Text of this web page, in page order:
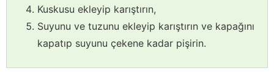
Kuskusu ekleyip karıştırın,
Suyunu ve tuzunu ekleyip karıştırın ve kapağını
kapatıp suyunu çekene kadar pişirin.